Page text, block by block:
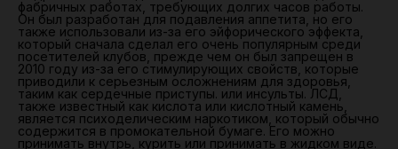
фабричных работах, требующих долгих часов работы.
Он был разработан для подавления аппетита, но его
также использовали из-за его эйфорического эффекта,
который сначала сделал его очень популярным среди
посетителей клубов, прежде чем он был запрещен в
2010 году из-за его стимулирующих свойств, которые
приводили к серьезным осложнениям для здоровья,
таким как сердечные приступы. или инсульты. ЛСД,
также известный как кислота или кислотный камень,
является психоделическим наркотиком, который обычно
содержится в промокательной бумаге. Его можно
принимать внутрь, курить или принимать в жидком виде.